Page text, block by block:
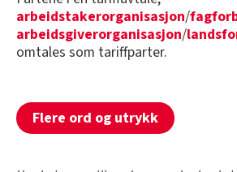
arbeidstakerorganisasjon/
arbeidsgiverorganisasjon/
omtales som tariffparter.
Flere ord og utrykk